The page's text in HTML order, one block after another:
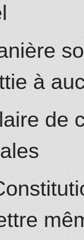
à
de